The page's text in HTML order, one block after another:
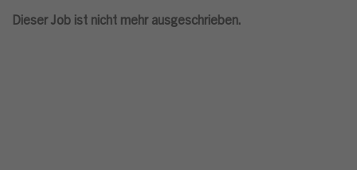
Dieser Job ist nicht mehr ausgeschrieben.